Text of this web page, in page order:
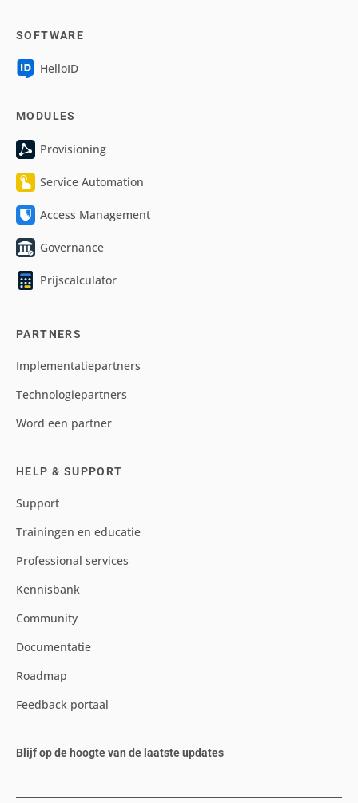
SOFTWARE
HelloID
MODULES
Provisioning
Service Automation
Access Management
Governance
Prijscalculator
PARTNERS
Implementatiepartners
Technologiepartners
Word een partner
HELP & SUPPORT
Support
Trainingen en educatie
Professional services
Kennisbank
Community
Documentatie
Roadmap
Feedback portaal
Blijf op de hoogte van de laatste updates